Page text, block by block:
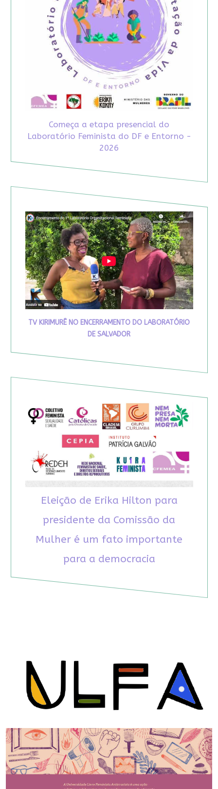
Começa a etapa presencial do
Laboratório Feminista do DF e Entorno -
2026
TV KIRIMURÊ NO ENCERRAMENTO DO LABORATÓRIO
DE SALVADOR
Eleição de Erika Hilton para
presidente da Comissão da
Mulher é um fato importante
para a democracia